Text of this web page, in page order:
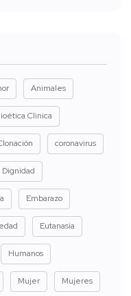
Animales
Clinica
coronavirus
Dignidad
Embarazo
Eutanasia
Humanos
Mujer Mujeres